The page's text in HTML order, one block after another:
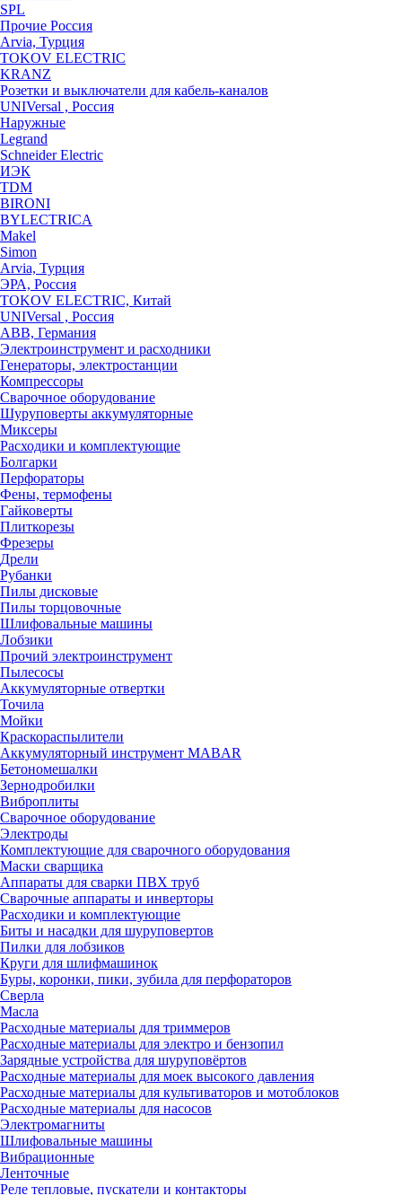
SPL
Прочие Россия
Arvia, Турция
TOKOV ELECTRIC
KRANZ
Розетки и выключатели для кабель-каналов
UNIVersal , Россия
Наружные
Legrand
Schneider Electric
ИЭК
TDM
BIRONI
BYLECTRICA
Makel
Simon
Arvia, Турция
ЭРА, Россия
TOKOV ELECTRIC, Китай
UNIVersal , Россия
ABB, Германия
Электроинструмент и расходники
Генераторы, электростанции
Компрессоры
Сварочное оборудование
Шуруповерты аккумуляторные
Миксеры
Расходики и комплектующие
Болгарки
Перфораторы
Фены, термофены
Гайковерты
Плиткорезы
Фрезеры
Дрели
Рубанки
Пилы дисковые
Пилы торцовочные
Шлифовальные машины
Лобзики
Прочий электроинструмент
Пылесосы
Аккумуляторные отвертки
Точила
Мойки
Краскораспылители
Аккумуляторный инструмент MABAR
Бетономешалки
Зернодробилки
Виброплиты
Сварочное оборудование
Электроды
Комплектующие для сварочного оборудования
Маски сварщика
Аппараты для сварки ПВХ труб
Сварочные аппараты и инверторы
Расходики и комплектующие
Биты и насадки для шуруповертов
Пилки для лобзиков
Круги для шлифмашинок
Буры, коронки, пики, зубила для перфораторов
Сверла
Масла
Расходные материалы для триммеров
Расходные материалы для электро и бензопил
Зарядные устройства для шуруповёртов
Расходные материалы для моек высокого давления
Расходные материалы для культиваторов и мотоблоков
Расходные материалы для насосов
Электромагниты
Шлифовальные машины
Вибрационные
Ленточные
Реле тепловые, пускатели и контакторы